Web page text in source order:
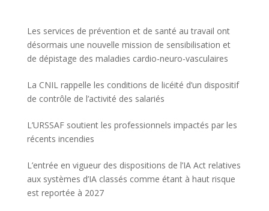
Les services de prévention et de santé au travail ont
désormais une nouvelle mission de sensibilisation et
de dépistage des maladies cardio-neuro-vasculaires
La CNIL rappelle les conditions de licéité d’un dispositif
de contrôle de l’activité des salariés
L’URSSAF soutient les professionnels impactés par les
récents incendies
L’entrée en vigueur des dispositions de l’IA Act relatives
aux systèmes d’IA classés comme étant à haut risque
est reportée à 2027